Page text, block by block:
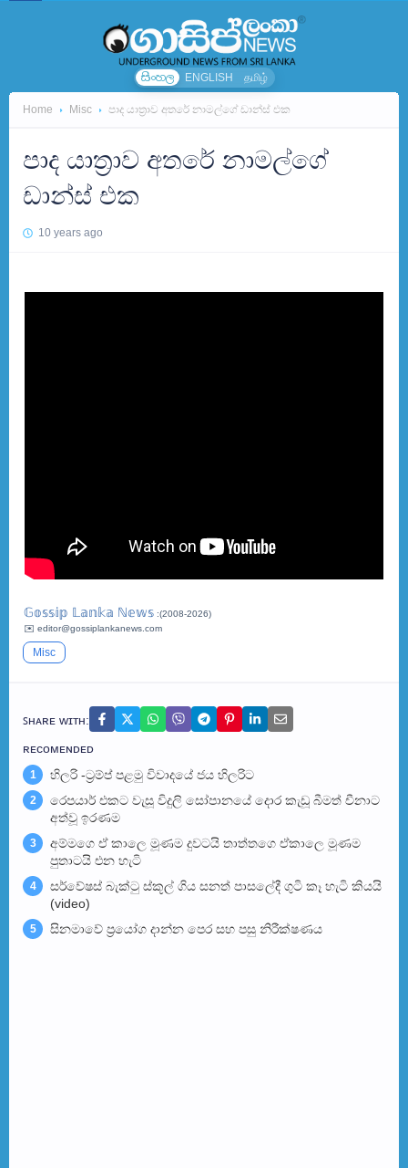
සිංහල ENGLISH தமிழ்
Home Misc පාද යාත්‍රාව අතරේ නාමල්ගේ ඩාන්ස් එක
පාද යාත්‍රාව අතරේ නාමල්ගේ
ඩාන්ස් එක
10 years ago
𝔾𝕠𝕤𝕤𝕚𝕡 𝕃𝕒𝕟𝕜𝕒 ℕ𝕖𝕨𝕤 :(2008-2026)
✉️ editor@gossiplankanews.com
Misc
ꜱʜᴀʀᴇ ᴡɪᴛʜ:
ʀᴇᴄᴏᴍᴇɴᴅᴇᴅ
1 හිලරි -ට්‍රම්ප් පළමු විවාදයේ ජය හිලරිට
2
රෙපයාර් එකට වැසූ විදුලි සෝපානයේ දොර කැඩූ බීමත් චීනාට
අත්වූ ඉරණම
3
අම්මගෙ ඒ කාලෙ මූණම දුවටයි තාත්තගෙ ඒකාලෙ මූණම
පුතාටයි එන හැටි
4
සර්වේෂස් බැක්ටු ස්කූල් ගිය සනත් පාසලේදී ගුටි කෑ හැටි කියයි
(video)
5 සිනමාවේ ප්‍රයෝග දාන්න පෙර සහ පසු නිරීක්ෂණය